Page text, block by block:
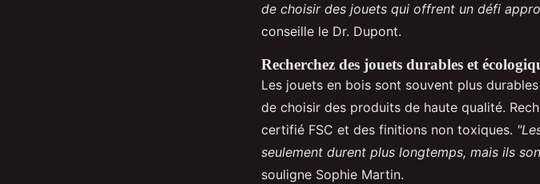
de choisir des jouets qui offrent un défi
conseille le Dr. Dupont.
Recherchez des jouets durables et
Les jouets en bois sont souvent plus
de choisir des produits de haute qualité.
certifié FSC et des finitions non toxiques.
seulement durent plus longtemps, mais ils
souligne Sophie Martin.